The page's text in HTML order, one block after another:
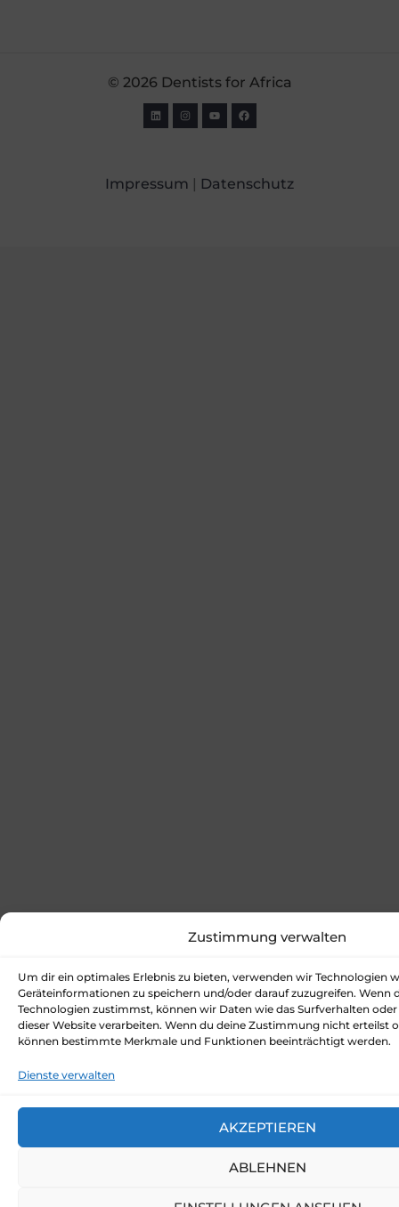
Zustimmung verwalten
Um dir ein optimales Erlebnis zu bieten, verwenden wir Technologien
Geräteinformationen zu speichern und/oder darauf zuzugreifen. Wenn
Technologien zustimmst, können wir Daten wie das Surfverhalten
dieser Website verarbeiten. Wenn du deine Zustimmung nicht erteilst
können bestimmte Merkmale und Funktionen beeinträchtigt werden.
Dienste verwalten
AKZEPTIEREN
ABLEHNEN
© 2026 Dentists for Africa
Impressum | Datenschutz